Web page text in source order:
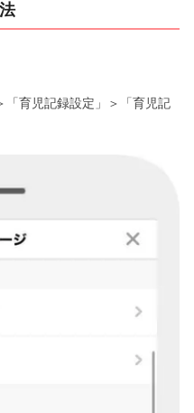
「育児記録設定」＞「育児記